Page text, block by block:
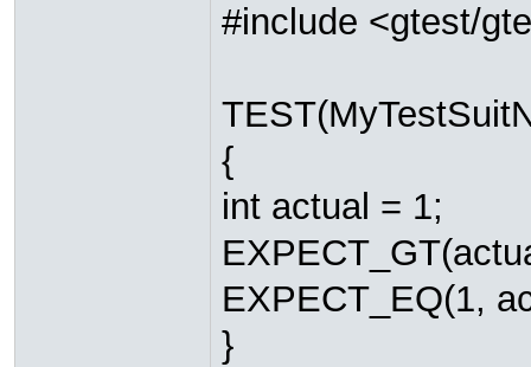
#include <gtest/
{
int actual = 1;
EXPECT_EQ(1,
}